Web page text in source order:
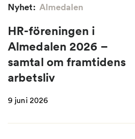
Nyhet: Almedalen
HR-föreningen i
Almedalen 2026 –
samtal om framtidens
arbetsliv
9 juni 2026